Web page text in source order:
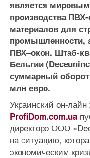
является
производства
материалов для
промышленности,
ПВХ–окон. Штаб-
Бельгии
суммарный оборот
млн евро.
Украинский он-
ProfiDom.com.ua
директоро ООО
на ситуацию,
экономическим